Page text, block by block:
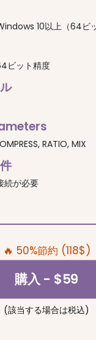
10以上（64ビッ
ビット精度
RATIO, MIX
続が必要
🔥 50%節約 (118$)
購入- $59
(該当する場合は税込)